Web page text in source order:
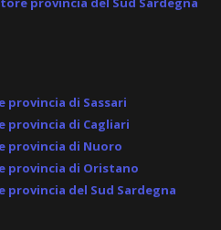
di Sassari
di Cagliari
provincia di Nuoro
provincia di Oristano
del Sud Sardegna